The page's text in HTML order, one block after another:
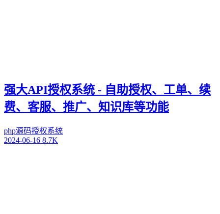
强大API授权系统 - 自助授权、工单、续
费、客服、推广、知识库等功能
php源码授权系统
2024-06-16 8.7K